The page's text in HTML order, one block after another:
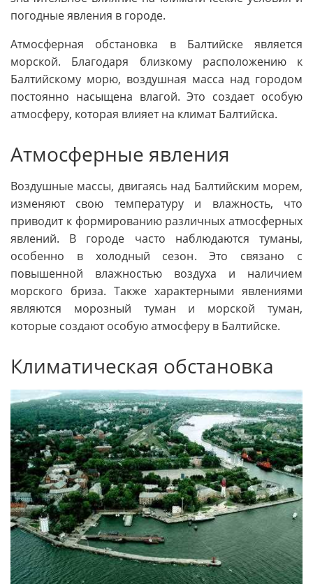
погодные явления в городе.
Атмосферная обстановка в Балтийске является
морской. Благодаря близкому расположению к
Балтийскому морю, воздушная масса над городом
постоянно насыщена влагой. Это создает особую
атмосферу, которая влияет на климат Балтийска.
Атмосферные явления
Воздушные массы, двигаясь над Балтийским морем,
изменяют свою температуру и влажность, что
приводит к формированию различных атмосферных
явлений. В городе часто наблюдаются туманы,
особенно в холодный сезон. Это связано с
повышенной влажностью воздуха и наличием
морского бриза. Также характерными явлениями
являются морозный туман и морской туман,
которые создают особую атмосферу в Балтийске.
Климатическая обстановка